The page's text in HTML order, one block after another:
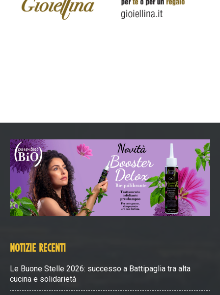
NOTIZIE RECENTI
Le Buone Stelle 2026: successo a Battipaglia tra alta
cucina e solidarietà